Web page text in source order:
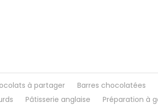
à partager Barres chocolatées
Pâtisserie anglaise Préparation à